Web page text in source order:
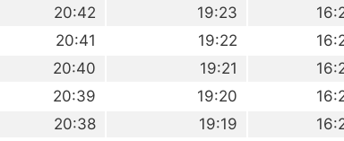
19:23
20:42
19:22
20:41
19:21
20:40
19:20
20:39
19:19
20:38